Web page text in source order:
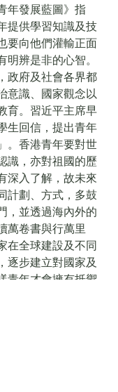
年發展藍圖》指
提供學習知識及技
要向他們灌輸正面
明辨是非的心智。
政府及社會各界都
意識、國家觀念以
育。習近平主席早
生回信，提出青年
。香港青年要對世
識，亦對祖國的歷
深入了解，故未來
計劃、方式，多鼓
，並透過海內外的
萬卷書與行萬里
在全球建設及不同
逐步建立對國家及
青年才會擁有抵禦